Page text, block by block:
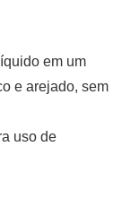
em um
e arejado, sem
uso de